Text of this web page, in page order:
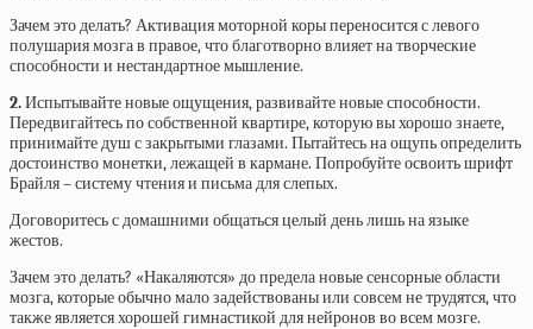
Зачем это делать? Активация моторной коры переносится с левого
полушария мозга в правое, что благотворно влияет на творческие
способности и нестандартное мышление.
2.Испытывайте новые ощущения, развивайте новые способности.
Передвигайтесь по собственной квартире, которую вы хорошо знаете,
принимайте душ с закрытыми глазами. Пытайтесь на ощупь определить
достоинство монетки, лежащей в кармане. Попробуйте освоить шрифт
Брайля – систему чтения и письма для слепых.
Договоритесь с домашними общаться целый день лишь на языке
жестов.
Зачем это делать? «Накаляются» до предела новые сенсорные области
мозга, которые обычно мало задействованы или совсем не трудятся, что
также является хорошей гимнастикой для нейронов во всем мозге.